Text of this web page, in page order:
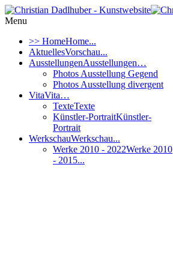
Menu
>> HomeHome...
AktuellesVorschau...
AusstellungenAusstellungen…
Photos Ausstellung Gegend
Photos Ausstellung divergent
VitaVita…
TexteTexte
Künstler-PortraitKünstler-
Portrait
WerkschauWerkschau...
Werke 2010 - 2022Werke 2010
- 2015...